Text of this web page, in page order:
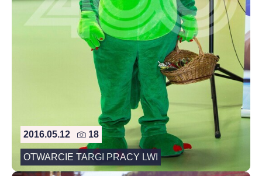
2016.05.12 18
OTWARCIE TARGI PRACY LWI